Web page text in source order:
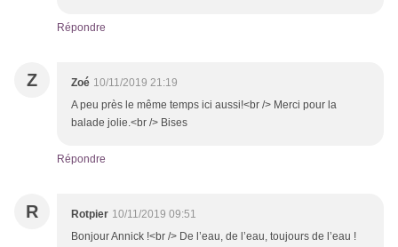
Répondre
Z Zoé 10/11/2019 21:19
A peu près le même temps ici aussi!<br /> Merci pour la
balade jolie.<br /> Bises
Répondre
R Rotpier 10/11/2019 09:51
Bonjour Annick !<br /> De l’eau, de l’eau, toujours de l’eau !